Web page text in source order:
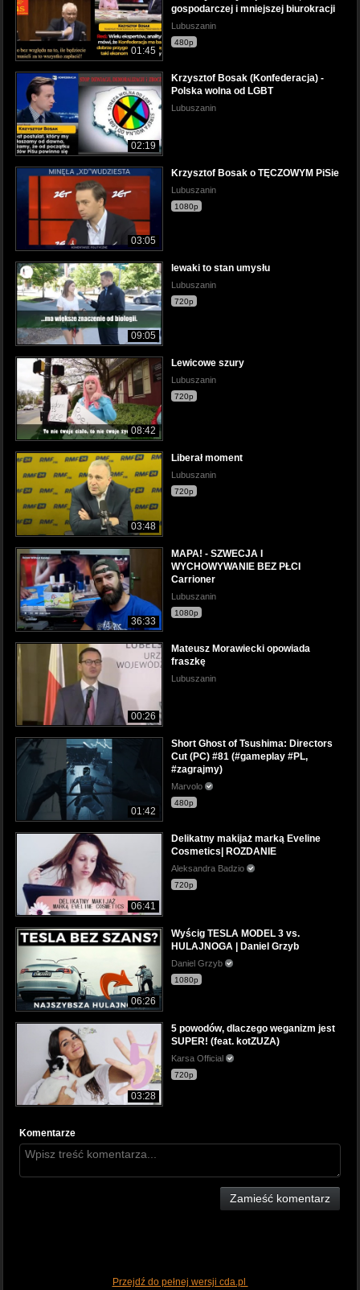
01:45
gospodarczej i mniejszej biurokracji
Lubuszanin
480p
02:19
Krzysztof Bosak (Konfederacja) -
Polska wolna od LGBT
Lubuszanin
03:05
Krzysztof Bosak o TĘCZOWYM PiSie
Lubuszanin
1080p
09:05
lewaki to stan umysłu
Lubuszanin
720p
08:42
Lewicowe szury
Lubuszanin
720p
03:48
Liberał moment
Lubuszanin
720p
36:33
MAPA! - SZWECJA I
WYCHOWYWANIE BEZ PŁCI
Carrioner
Lubuszanin
1080p
00:26
Mateusz Morawiecki opowiada
fraszkę
Lubuszanin
01:42
Short Ghost of Tsushima: Directors
Cut (PC) #81 (#gameplay #PL,
#zagrajmy)
Marvolo
480p
06:41
Delikatny makijaż marką Eveline
Cosmetics| ROZDANIE
Aleksandra Badzio
720p
06:26
Wyścig TESLA MODEL 3 vs.
HULAJNOGA | Daniel Grzyb
Daniel Grzyb
1080p
03:28
5 powodów, dlaczego weganizm jest
SUPER! (feat. kotZUZA)
Karsa Official
720p
Komentarze
Zamieść komentarz
Przejdź do pełnej wersji cda.pl